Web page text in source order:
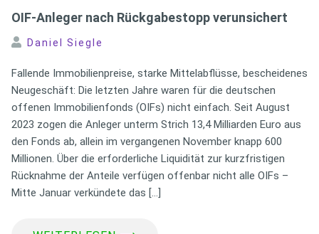
OIF-Anleger nach Rückgabestopp verunsichert
Daniel Siegle
Fallende Immobilienpreise, starke Mittelabflüsse, bescheidenes
Neugeschäft: Die letzten Jahre waren für die deutschen
offenen Immobilienfonds (OIFs) nicht einfach. Seit August
2023 zogen die Anleger unterm Strich 13,4 Milliarden Euro aus
den Fonds ab, allein im vergangenen November knapp 600
Millionen. Über die erforderliche Liquidität zur kurzfristigen
Rücknahme der Anteile verfügen offenbar nicht alle OIFs –
Mitte Januar verkündete das […]